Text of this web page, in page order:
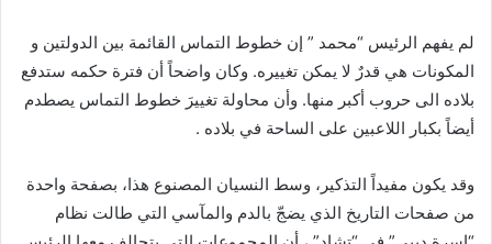
لم يفهم الرئيس “محمد ” إن خطوط التماس القائمة بين الدولتين و
المكونات هي قدرٌ لا يمكن تغييره. وكان واضحاً أن فترة حكمه ستدفع
بلاده الى حروب أكبر منها. وأن محاولة تغييرَ خطوط التماس يصطدم
أيضاً بكبار اللاعبين على الساحة في بلاده .
وقد يكون مفيداً التذكير، وسط النسيان المصنوع هذا، بصفحة واحدة
من صفحات التاريخ الذي يضجّ بالدم والمآسي التي طالت نظام